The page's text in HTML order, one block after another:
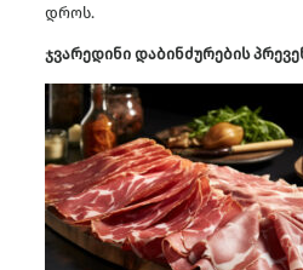
დროს.
ჯვარედინი დაბინძურების